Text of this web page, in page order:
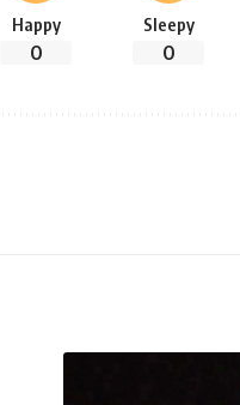
Happy
0
Sleepy
0